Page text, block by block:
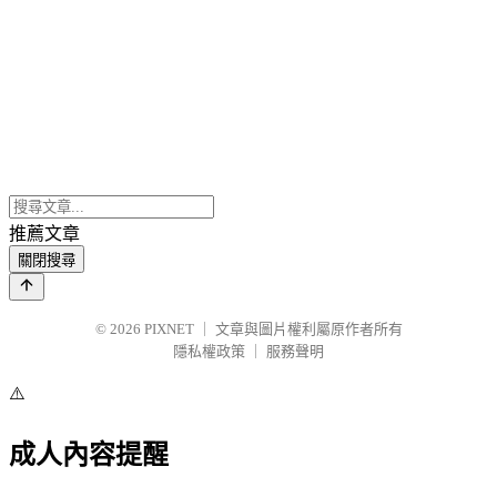
推薦文章
關閉搜尋
© 2026 PIXNET
文章與圖片權利屬原作者所有
隱私權政策
服務聲明
⚠️
成人內容提醒